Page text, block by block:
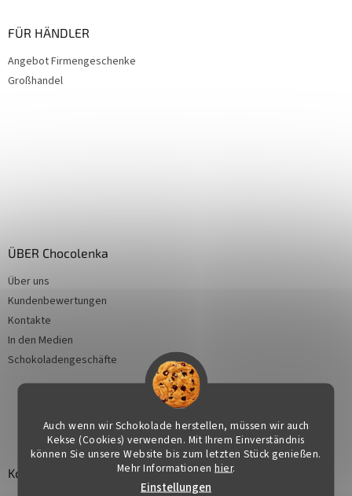
Auch wenn wir Schokolade herstellen, müssen wir auch
Kekse (Cookies) verwenden. Mit Ihrem Einverständnis
können Sie unsere Website bis zum letzten Stück genießen.
Mehr Informationen hier.
Einstellungen
FÜR HÄNDLER
Angebot Firmengeschenke
Großhandel
ÜBER Chocolenka
Über uns
Kundenbewertungen
Kontakte
In den Medien
Schokoladengeschäfte
Kontakt